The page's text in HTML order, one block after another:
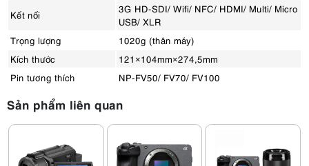
Kết nối
3G HD-SDI/ Wifi/ NFC/ HDMI/ Multi/ Micro
USB/ XLR
Trọng lượng
1020g (thân máy)
Kích thước
121×104mm×274,5mm
Pin tương thích
NP-FV50/ FV70/ FV100
Sản phẩm liên quan